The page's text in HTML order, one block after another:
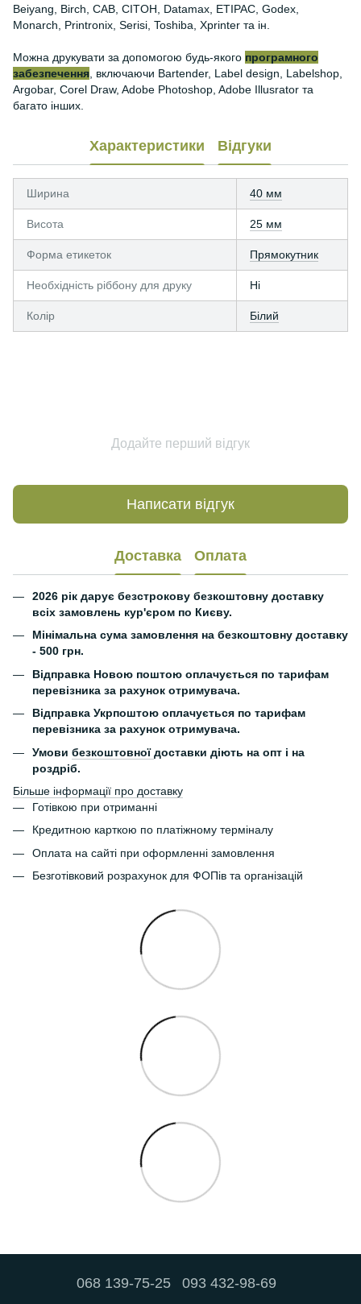
Beiyang, Birch, CAB, CITOH, Datamax, ETIPAC, Godex,
Monarch, Printronix, Serisi, Toshiba, Xprinter та ін.
Можна друкувати за допомогою будь-якого програмного
забезпечення , включаючи Bartender, Label design, Labelshop,
Argobar, Corel Draw, Adobe Photoshop, Adobe Illusrator та
багато інших.
Характеристики Відгуки
Ширина 40 мм
Висота 25 мм
Форма етикеток Прямокутник
Необхідність ріббону для друку Ні
Колір Білий
Додайте перший відгук
Написати відгук
Доставка Оплата
2026 рік дарує безстрокову безкоштовну доставку
всіх замовлень кур'єром по Києву.
Мінімальна сума замовлення на безкоштовну доставку
- 500 грн.
Відправка Новою поштою оплачується по тарифам
перевізника за рахунок отримувача.
Відправка Укрпоштою оплачується по тарифам
перевізника за рахунок отримувача.
Умови безкоштовноїдоставки діють на опт і на
роздріб.
Більше інформації про доставку
Готівкою при отриманні
Кредитною карткою по платіжному терміналу
Оплата на сайті при оформленні замовлення
Безготівковий розрахунок для ФОПів та організацій
068 139-75-25 093 432-98-69